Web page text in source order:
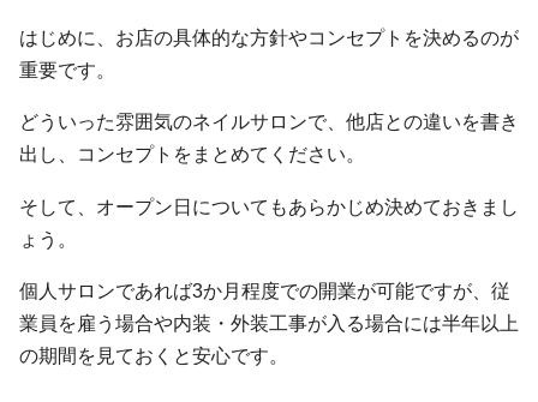
はじめに、お店の具体的な方針やコンセプトを決めるのが
重要です。
どういった雰囲気のネイルサロンで、他店との違いを書き
出し、コンセプトをまとめてください。
そして、オープン日についてもあらかじめ決めておきまし
ょう。
個人サロンであれば3か月程度での開業が可能ですが、従
業員を雇う場合や内装・外装工事が入る場合には半年以上
の期間を見ておくと安心です。